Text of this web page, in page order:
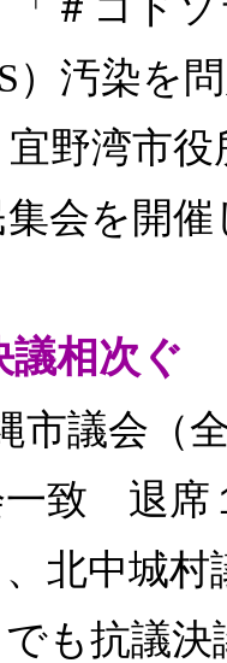
）汚染を
野湾市
会を開
議相次ぐ
市議会（
一致 退席
、北中城
でも抗議